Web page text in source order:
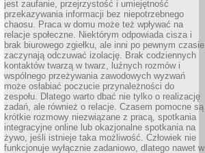
jest zaufanie, przejrzystość i umiejętność
przekazywania informacji bez niepotrzebnego
chaosu. Praca w domu może też wpływać na
relacje społeczne. Niektórym odpowiada cisza i
brak biurowego zgiełku, ale inni po pewnym czasie
zaczynają odczuwać izolację. Brak codziennych
kontaktów twarzą w twarz, luźnych rozmów i
wspólnego przeżywania zawodowych wyzwań
może osłabiać poczucie przynależności do
zespołu. Dlatego warto dbać nie tylko o realizację
zadań, ale również o relacje. Czasem pomocne są
krótkie rozmowy niezwiązane z pracą, spotkania
integracyjne online lub okazjonalne spotkania na
żywo, jeśli istnieje taka możliwość. Człowiek nie
funkcjonuje wyłącznie zadaniowo, dlatego nawet w